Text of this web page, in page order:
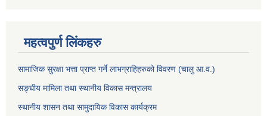
महत्वपुर्ण लिंकहरु
सामाजिक सुरक्षा भत्ता प्राप्त गर्ने लाभग्राहिहरुको विवरण (चालु आ.व.)
सङ्घीय मामिला तथा स्थानीय विकास मन्त्रालय
स्थानीय शासन तथा सामुदायिक विकास कार्यक्रम